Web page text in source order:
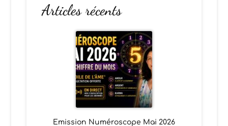
Articles récents
Emission Numéroscope Mai 2026